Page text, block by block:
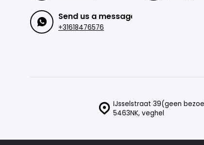
Send us a message
+31618476576
IJsselstraat 39(geen
5463NK, veghel